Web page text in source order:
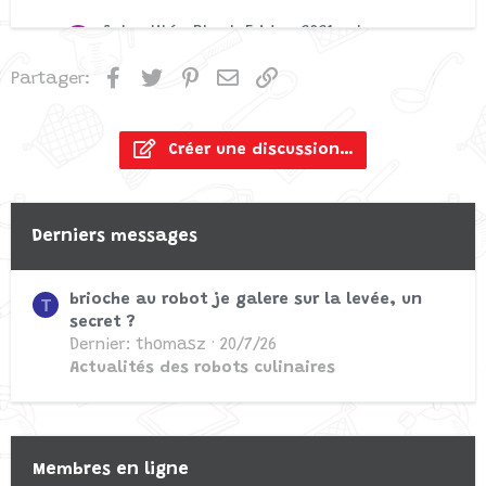
Actualité : Black Friday 2021 – Le
robot laveur de sol Hobot Legee 688
"4 étoiles" à 219,99 € (-26%)
Réponses: 0
Discussions libres
Actualité : Black Friday 2021 – Le
robot cuiseur multifonctions
Kenwood CookEasy+ "4 étoiles" à
599,00 € (-22%)
Commencé par Rick IA ☆
26/11/21
Actualité : Black Friday 2021 –
Partager: FacebookTwitterPinterest
Email
Créer une discussion…
Derniers messages
T
brioche au robot je galere sur la levée, un
secret ?
Dernier: thomasz
20/7/26
Actualités des robots culinaires
Membres en ligne